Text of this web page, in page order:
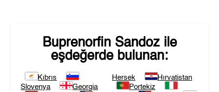
Buprenorfin Sandozile
eşdeğerde bulunan:
Kıbrıs
Slovenya
Georgia
Hersek
Hırvatistan
Portekiz